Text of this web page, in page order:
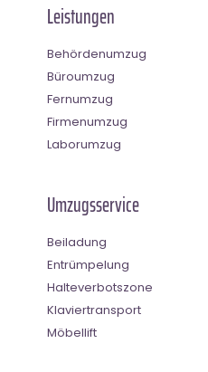
Leistungen
Behördenumzug
Büroumzug
Fernumzug
Firmenumzug
Laborumzug
Umzugsservice
Beiladung
Entrümpelung
Halteverbotszone
Klaviertransport
Möbellift